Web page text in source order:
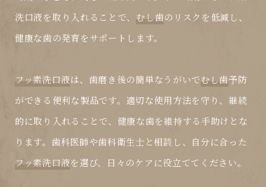
洗口液を取り入れることで、 むし歯のリスクを低減し、
健康な歯の発育をサポートします。
フッ素洗口液は、歯磨き後の簡単なうがいでむし歯予防
ができる便利な製品です。適切な使用方法を守り、継続
的に取り入れることで、健康な歯を維持する手助けとな
ります。歯科医師や歯科衛生士と相談し、自分に合った
フッ素洗口液を選び、日々のケアに役立ててください。